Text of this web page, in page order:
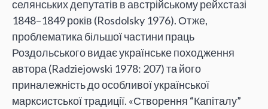
селянських депутатів в австрійському рейхстазі
1848–1849 років (Rosdolsky 1976). Отже,
проблематика більшої частини праць
Роздольського видає українське походження
автора (Radziejowski 1978: 207) та його
приналежність до особливої української
марксистської традиції. «Створення “Капіталу”